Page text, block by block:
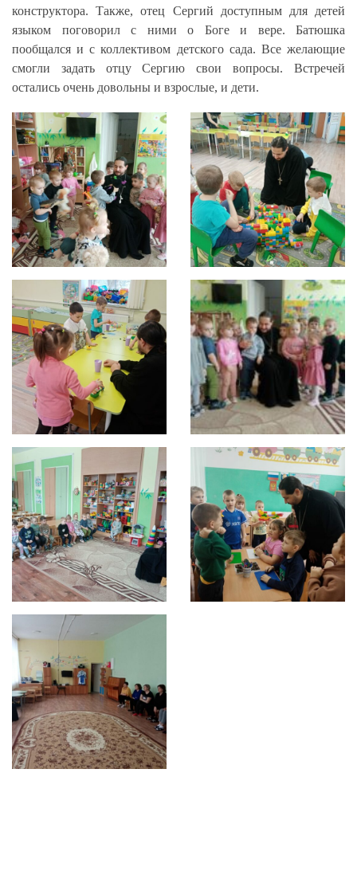
конструктора. Также, отец Сергий доступным для детей
языком поговорил с ними о Боге и вере. Батюшка
пообщался и с коллективом детского сада. Все желающие
смогли задать отцу Сергию свои вопросы. Встречей
остались очень довольны и взрослые, и дети.